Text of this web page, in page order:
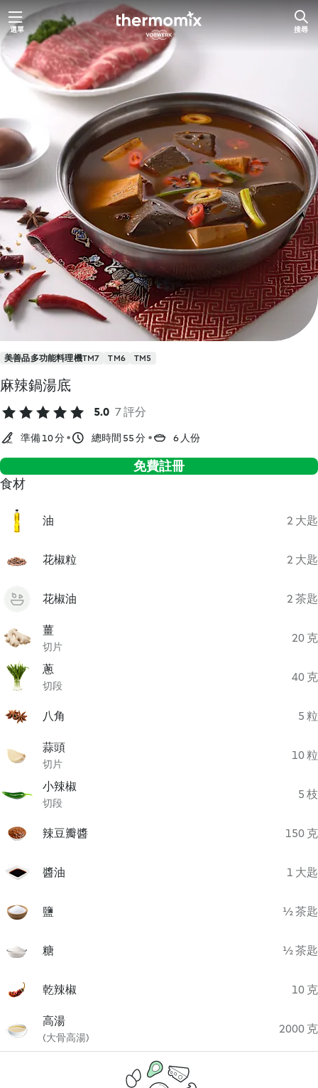
跳
至
主
要
選單 搜尋
美善品多功能料理機TM7 TM6 TM5
麻辣鍋湯底
5.0 7 評分
準備 10 分 總時間 55 分 6 人份
免費註冊
食材
油 2 大匙
花椒粒 2 大匙
花椒油 2 茶匙
薑
切片
20 克
蔥
切段
40 克
八角 5 粒
蒜頭
切片
10 粒
小辣椒
切段
5 枝
辣豆瓣醬 150 克
醬油 1 大匙
鹽 ½ 茶匙
糖 ½ 茶匙
乾辣椒 10 克
高湯
(大骨高湯)
2000 克